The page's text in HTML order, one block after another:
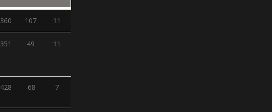
360 107 11
351 49 11
428 -68 7